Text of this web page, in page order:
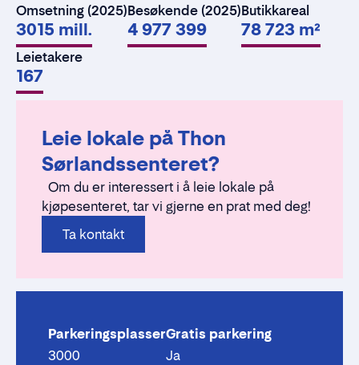
Omsetning (2025)
3015 mill.
Besøkende (2025)
4 977 399
Butikkareal
78 723 m²
Leietakere
167
Leie lokale på Thon
Sørlandssenteret?
Om du er interessert i å leie lokale på
kjøpesenteret, tar vi gjerne en prat med deg!
Ta kontakt
Parkeringsplasser
3000
Gratis parkering
Ja